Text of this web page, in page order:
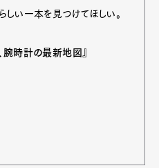
しい一本を見つけてほしい。
腕時計の最新地図』